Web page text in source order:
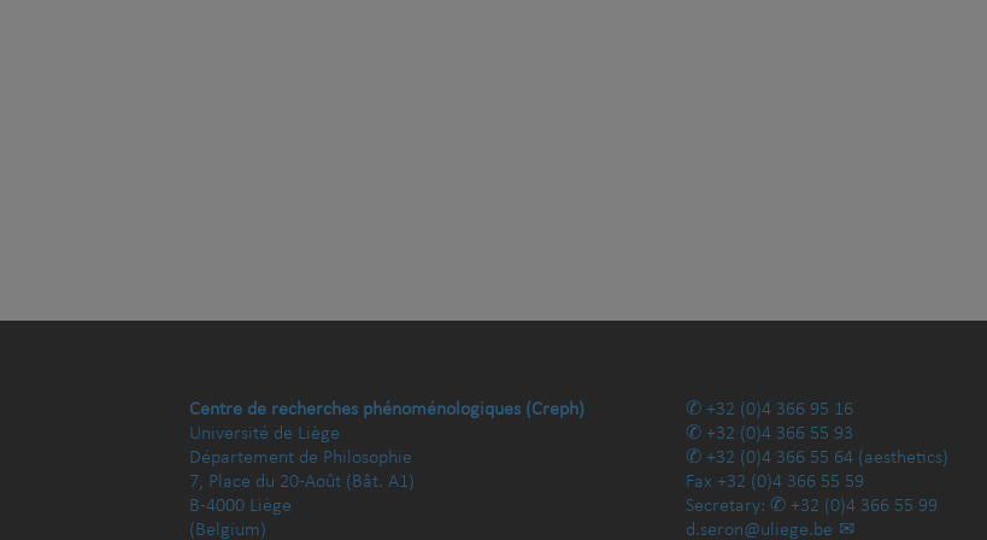
Centre de recherches phénoménologiques (Creph)
Université de Liège
Département de Philosophie
7, Place du 20-Août (Bât. A1)
B-4000 Liège
(Belgium)
+32 (0)4 366 95 16
+32 (0)4 366 55 93
+32 (0)4 366 55 64 (aesthetics)
Fax +32 (0)4 366 55 59
Secretary:
+32 (0)4 366 55 99
d.seron@uliege.be